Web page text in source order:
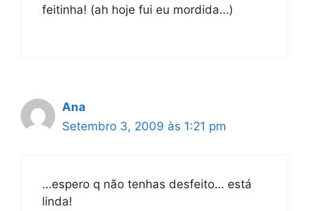
feitinha! (ah hoje fui eu mordida…)
Ana
Setembro 3, 2009 às 1:21 pm
…espero q não tenhas desfeito… está
linda!